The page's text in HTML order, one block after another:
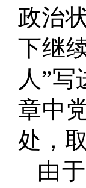
政治
下继
人”
章中
处，
由